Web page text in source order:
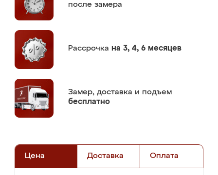
после замера
Рассрочка на 3, 4, 6 месяцев
Замер, доставка и подъем
бесплатно
Цена Доставка Оплата